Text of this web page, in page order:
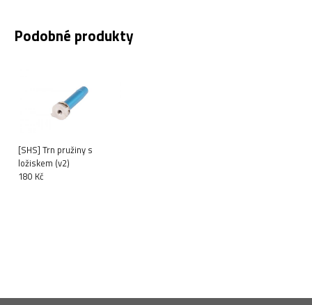
Podobné produkty
[SHS] Trn pružiny s
ložiskem (v2)
180 Kč